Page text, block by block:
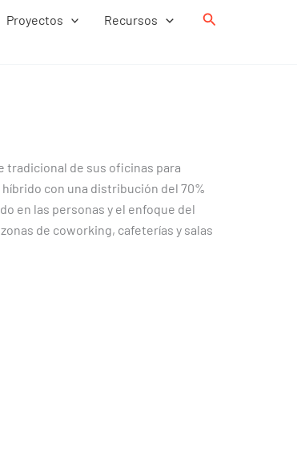
Proyectos Recursos Buscar
tradicional de sus oficinas para
con una distribución del 70%
en las personas y el enfoque del
de coworking, cafeterías y salas